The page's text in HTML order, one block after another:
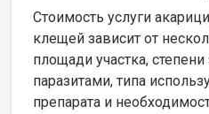
Стоимость услуги
клещей зависит от
площади участка,
паразитами, типа
препарата и